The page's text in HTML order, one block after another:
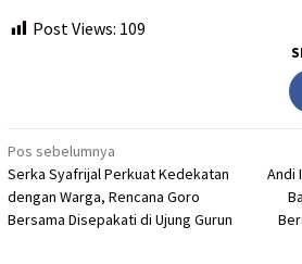
Post Views: 109
Navigasi
pos
Pos sebelumnya
Serka Syafrijal Perkuat Kedekatan
dengan Warga, Rencana Goro
Bersama Disepakati di Ujung Gurun
Andi